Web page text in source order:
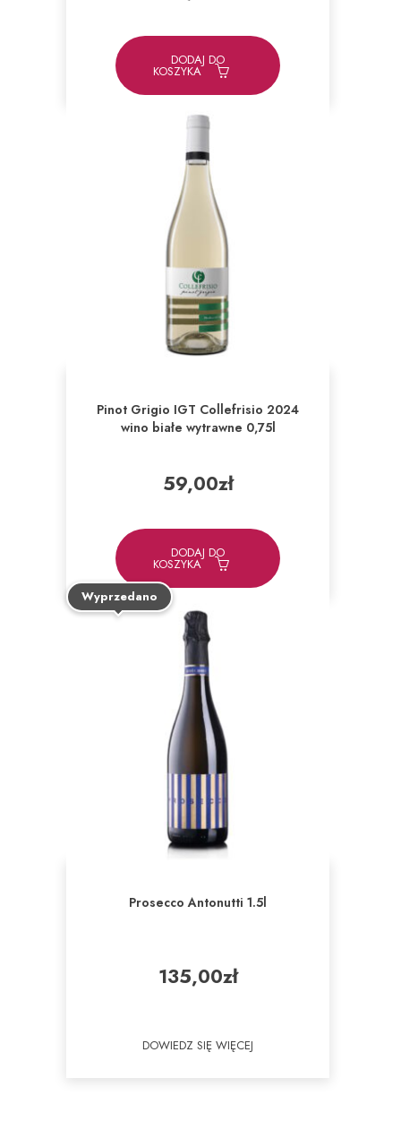
DODAJ DO
KOSZYKA
Pinot Grigio IGT Collefrisio 2024
wino białe wytrawne 0,75l
59,00zł
DODAJ DO
KOSZYKA
Wyprzedano
Prosecco Antonutti 1.5l
135,00zł
DOWIEDZ SIĘ WIĘCEJ